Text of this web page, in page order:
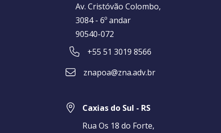
Av. Cristóvão Colombo,
3084 - 6º andar
90540-072
+55 51 3019 8566
znapoa@zna.adv.br
Caxias do Sul - RS
Rua Os 18 do Forte,